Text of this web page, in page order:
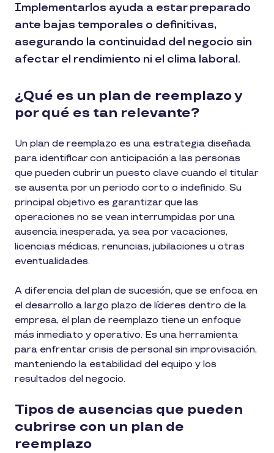
Implementarlos ayuda a estar preparado
ante bajas temporales o definitivas,
asegurando la continuidad del negocio sin
afectar el rendimiento ni el clima laboral.
¿Qué es un plan de reemplazo y
por qué es tan relevante?
Un plan de reemplazo es una estrategia diseñada
para identificar con anticipación a las personas
que pueden cubrir un puesto clave cuando el titular
se ausenta por un periodo corto o indefinido. Su
principal objetivo es garantizar que las
operaciones no se vean interrumpidas por una
ausencia inesperada, ya sea por vacaciones,
licencias médicas, renuncias, jubilaciones u otras
eventualidades.
A diferencia del plan de sucesión, que se enfoca en
el desarrollo a largo plazo de líderes dentro de la
empresa, el plan de reemplazo tiene un enfoque
más inmediato y operativo. Es una herramienta
para enfrentar crisis de personal sin improvisación,
manteniendo la estabilidad del equipo y los
resultados del negocio.
Tipos de ausencias que pueden
cubrirse con un plan de
reemplazo